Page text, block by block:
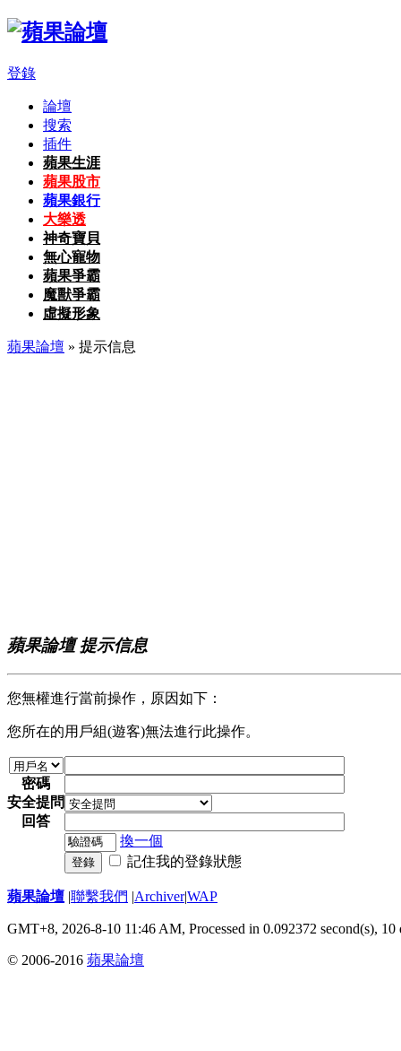
登錄
論壇
搜索
插件
蘋果生涯
蘋果股市
蘋果銀行
大樂透
神奇寶貝
無心寵物
蘋果爭霸
魔獸爭霸
虛擬形象
蘋果論壇 » 提示信息
蘋果論壇 提示信息
您無權進行當前操作，原因如下：
您所在的用戶組(遊客)無法進行此操作。
密碼
安全提問
回答
換一個
登錄 記住我的登錄狀態
蘋果論壇 |聯繫我們 |Archiver|WAP
GMT+8, 2026-8-10 11:46 AM, Processed in 0.092372 second(s),
© 2006-2016 蘋果論壇